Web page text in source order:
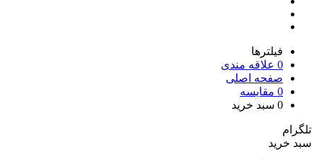
فیلترها
0 علاقه مندی
صفحه اصلی
0 مقایسه
0 سبد خرید
تلگرام
سبد خرید